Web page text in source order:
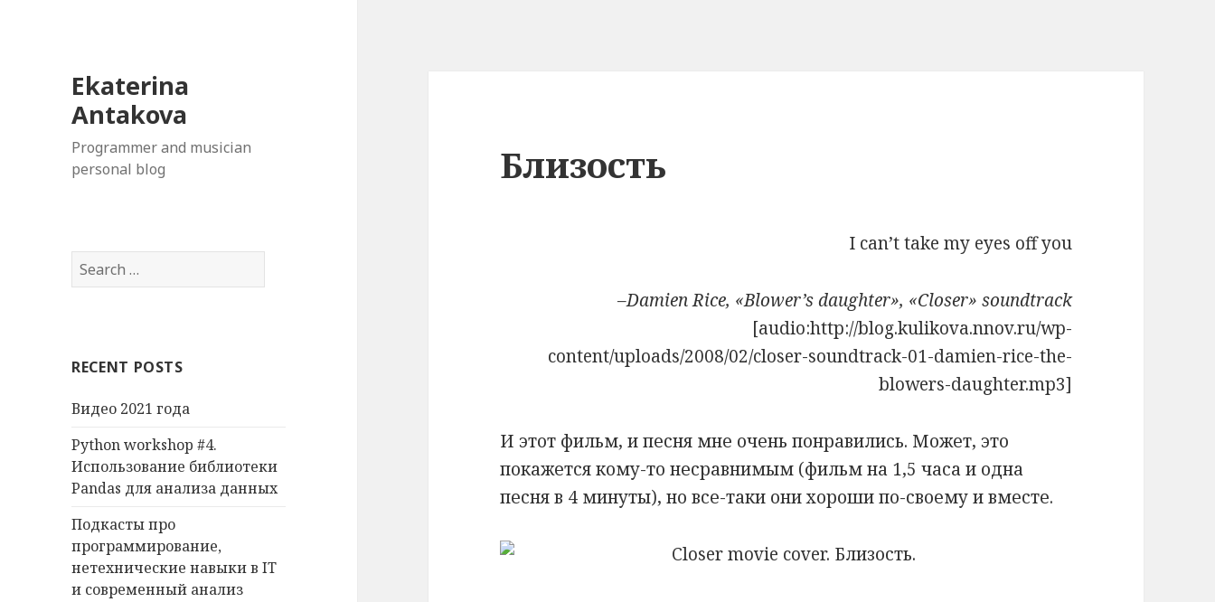
Ekaterina
Antakova
Programmer and musician
personal blog
S
e
h
o
r
:
RECENT POSTS
Видео 2021 года
Python workshop #4.
Использование библиотеки
Pandas для анализа данных
Подкасты про
программирование,
нетехнические навыки в IT
и современный анализ
Близость
I can’t take my eyes off you
–Damien Rice, «Blower’s daughter», «Closer» soundtrack
[audio:http://blog.kulikova.nnov.ru/wp-
content/uploads/2008/02/closer-soundtrack-01-damien-rice-the-
blowers-daughter.mp3]
И этот фильм, и песня мне очень понравились. Может, это
покажется кому-то несравнимым (фильм на 1,5 часа и одна
песня в 4 минуты), но все-таки они хороши по-своему и вместе.